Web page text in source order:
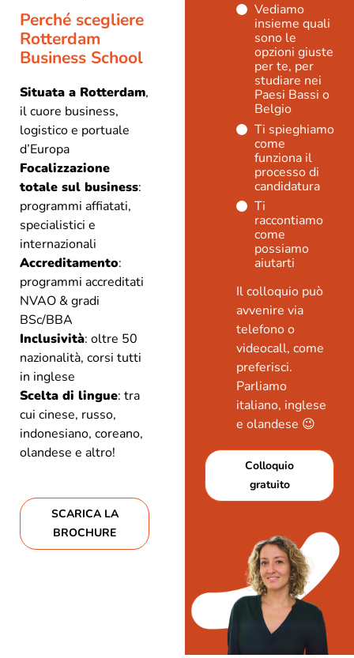
Perché scegliere
Rotterdam
Business School
Situata a Rotterdam,
il cuore business,
logistico e portuale
d’Europa
Focalizzazione
totale sul business:
programmi affiatati,
specialistici e
internazionali
Accreditamento:
programmi accreditati
NVAO & gradi
BSc/BBA
Inclusività: oltre 50
nazionalità, corsi tutti
in inglese
Scelta di lingue: tra
cui cinese, russo,
indonesiano, coreano,
olandese e altro!
SCARICA LA
BROCHURE
Vediamo
insieme quali
sono le
opzioni giuste
per te, per
studiare nei
Paesi Bassi o
Belgio
Ti spieghiamo
come
funziona il
processo di
candidatura
Ti
raccontiamo
come
possiamo
aiutarti
Il colloquio può
avvenire via
telefono o
videocall, come
preferisci.
Parliamo
italiano, inglese
e olandese 😉
Colloquio
gratuito